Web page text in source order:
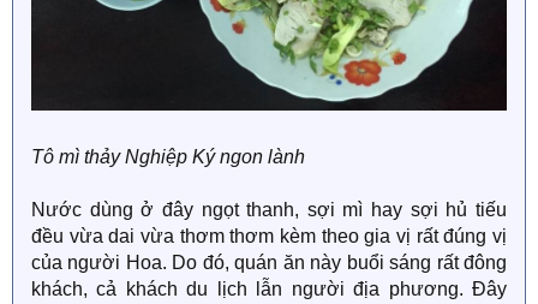
Tô mì thảy Nghiệp Ký ngon lành
Nước dùng ở đây ngọt thanh, sợi mì hay sợi hủ tiếu
đều vừa dai vừa thơm thơm kèm theo gia vị rất đúng vị
của người Hoa. Do đó, quán ăn này buổi sáng rất đông
khách, cả khách du lịch lẫn người địa phương. Đây